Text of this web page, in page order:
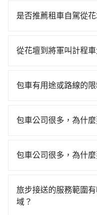
計程車前往高鐵站！從
車程約30分鐘。抵達
元，再用5分鐘出站、
行，高鐵加轉乘之平均
城市的30倍。縱使幸
人平均花費約1,220元
鐵而不預約包車，不僅
是否推薦租車自駕從
時不需要閉目養神（因
$115~205承租小轎車
將eTag和可能的每小
Vios這類乘坐體驗較差
客遺留的垃圾或者撞凹
都好像在開樂透一樣。
從花壇到將軍叫計程
灣大車隊、Uber和
約為2,470~3,000元
北的3.7%，也就是說
再加上彰化縣有些計程
採現場議價，建議最好
包車有用途或路線的限
途交通且途中遵守台灣
車、機場接送、定期洗
編，在結帳時可以受理
據。
包車公司很多，為什
策也是完全透明的，不
包車公司很多，為什
以依照您行程人數的需
旅途安全無憂，我們的
旅步接送的服務範圍
域？